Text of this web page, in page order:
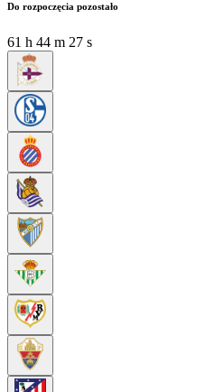
Do rozpoczęcia pozostało
61 h 44 m 26 s